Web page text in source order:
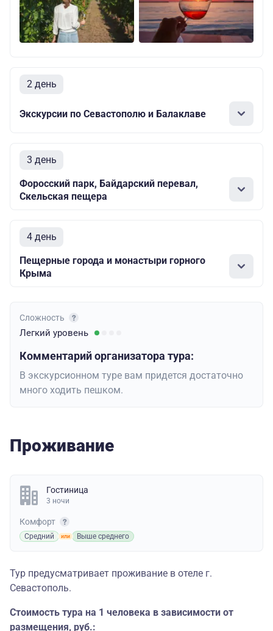
2 день
Экскурсии по Севастополю и Балаклаве
3 день
Форосский парк, Байдарский перевал,
Скельская пещера
4 день
Пещерные города и монастыри горного
Крыма
Сложность
Легкий уровень
Комментарий организатора тура:
В экскурсионном туре вам придется достаточно
много ходить пешком.
Проживание
Гостиница
3 ночи
Комфорт
Средний Выше среднего
Тур предусматривает проживание в отеле г.
Севастополь.
Стоимость тура на 1 человека в зависимости от
размещения, руб.: